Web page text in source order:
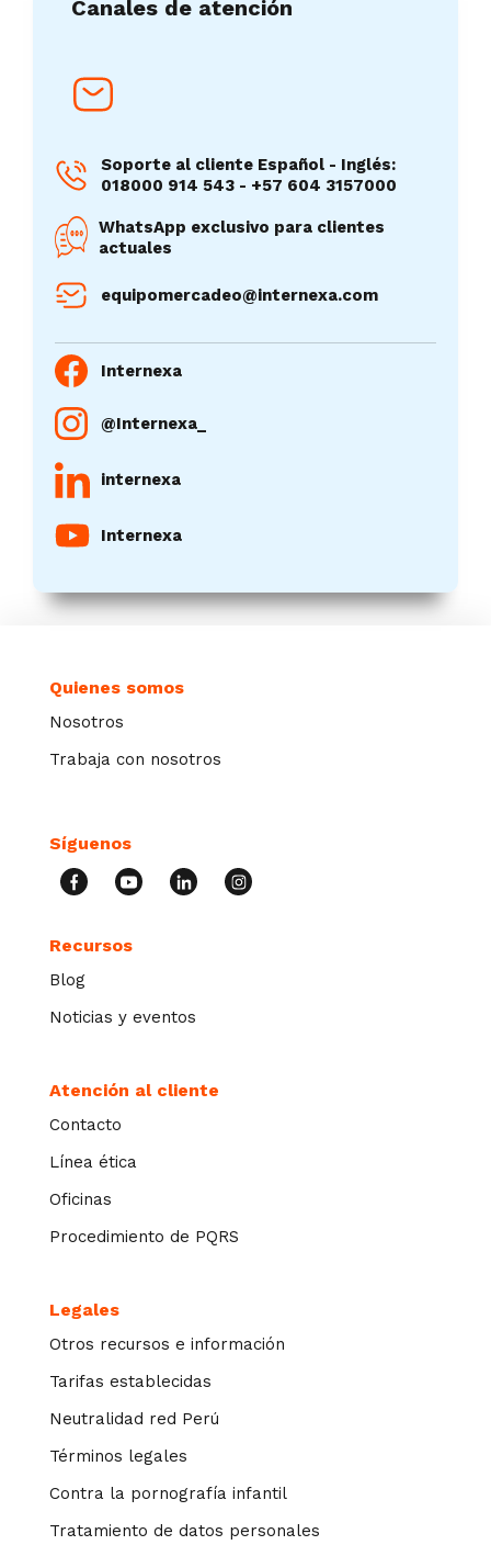
Canales de atención
Soporte al cliente Español - Inglés:
018000 914 543 - +57 604 3157000
WhatsApp exclusivo para clientes
actuales
equipomercadeo@internexa.com
Internexa
@Internexa_
internexa
Internexa
Quienes somos
Nosotros
Trabaja con nosotros
Síguenos
Recursos
Blog
Noticias y eventos
Atención al cliente
Contacto
Línea ética
Oficinas
Procedimiento de PQRS
Legales
Otros recursos e información
Tarifas establecidas
Neutralidad red Perú
Términos legales
Contra la pornografía infantil
Tratamiento de datos personales